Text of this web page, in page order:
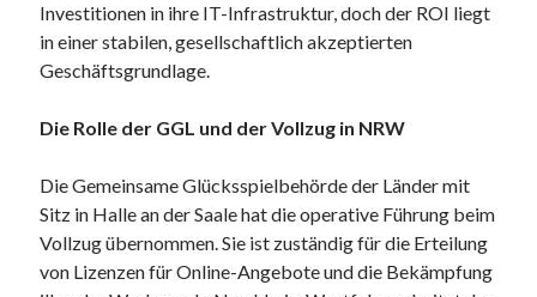
Investitionen in ihre IT-Infrastruktur, doch der ROI liegt
in einer stabilen, gesellschaftlich akzeptierten
Geschäftsgrundlage.
Die Rolle der GGL und der Vollzug in NRW
Die Gemeinsame Glücksspielbehörde der Länder mit
Sitz in Halle an der Saale hat die operative Führung beim
Vollzug übernommen. Sie ist zuständig für die Erteilung
von Lizenzen für Online-Angebote und die Bekämpfung